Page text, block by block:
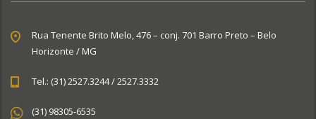
Rua Tenente Brito Melo, 476 – conj. 701 Barro Preto – Belo
Horizonte / MG
Tel.: (31) 2527.3244 / 2527.3332
(31) 98305-6535